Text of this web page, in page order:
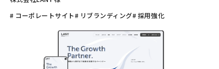
# コーポレートサイト# リブランディング# 採用強化